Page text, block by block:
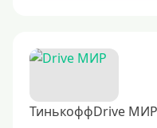
ТинькоффDrive МИР